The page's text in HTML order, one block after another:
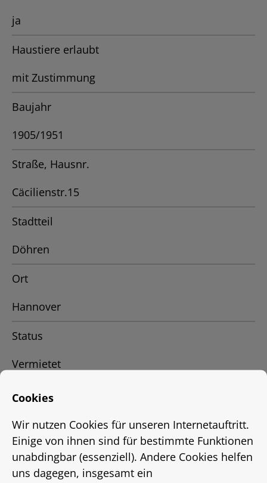
ja
Haustiere erlaubt
mit Zustimmung
Baujahr
1905/1951
Straße, Hausnr.
Cäcilienstr.15
Stadtteil
Döhren
Ort
Hannover
Status
Vermietet
Energieausweis
EnEV 2009
Energieausweistyp
bis
Cookies
Wir nutzen Cookies für unseren Internetauftritt.
Einige von ihnen sind für bestimmte Funktionen
unabdingbar (essenziell). Andere Cookies helfen
uns dagegen, insgesamt ein